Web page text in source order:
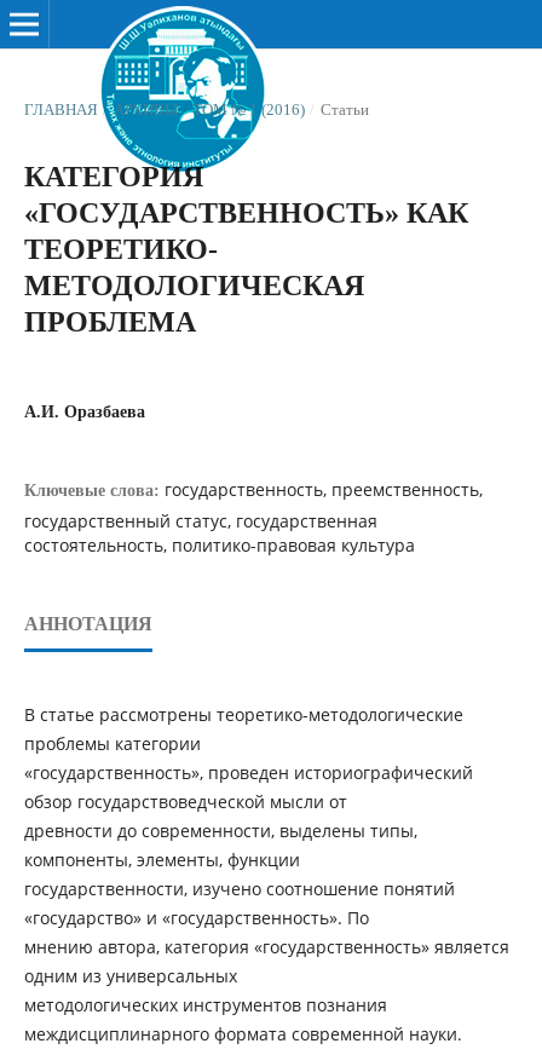
ГЛАВНАЯ / АРХИВЫ / ТОМ № 1 (2016) / Статьи
КАТЕГОРИЯ
«ГОСУДАРСТВЕННОСТЬ» КАК
ТЕОРЕТИКО-
МЕТОДОЛОГИЧЕСКАЯ
ПРОБЛЕМА
А.И. Оразбаева
Ключевые слова: государственность, преемственность,
государственный статус, государственная
состоятельность, политико-правовая культура
АННОТАЦИЯ
В статье рассмотрены теоретико-методологические
проблемы категории
«государственность», проведен историографический
обзор государствоведческой мысли от
древности до современности, выделены типы,
компоненты, элементы, функции
государственности, изучено соотношение понятий
«государство» и «государственность». По
мнению автора, категория «государственность» является
одним из универсальных
методологических инструментов познания
междисциплинарного формата современной науки.